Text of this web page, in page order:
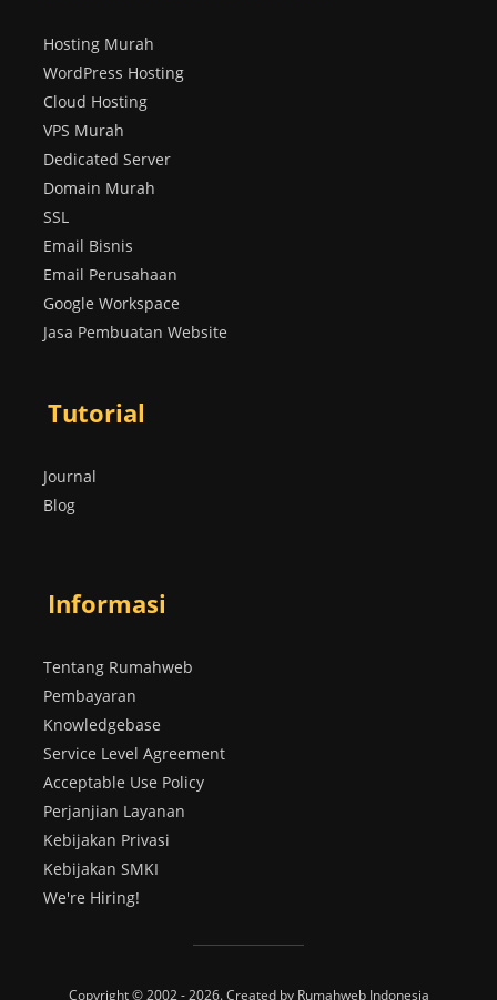
Hosting Murah
WordPress Hosting
Cloud Hosting
VPS Murah
Dedicated Server
Domain Murah
SSL
Email Bisnis
Email Perusahaan
Google Workspace
Jasa Pembuatan Website
Tutorial
Journal
Blog
Informasi
Tentang Rumahweb
Pembayaran
Knowledgebase
Service Level Agreement
Acceptable Use Policy
Perjanjian Layanan
Kebijakan Privasi
Kebijakan SMKI
We're Hiring!
Copyright © 2002 - 2026. Created by Rumahweb Indonesia